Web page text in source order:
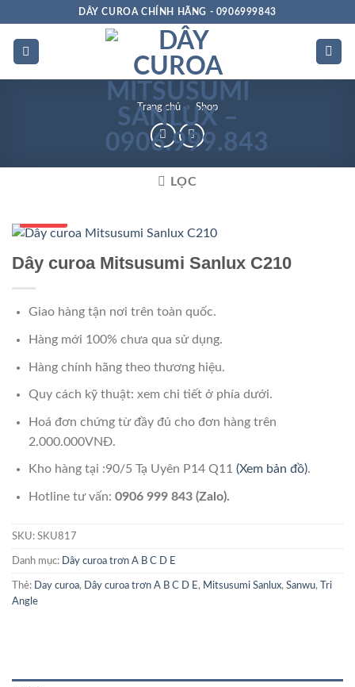
dung
DÂY CUROA CHÍNH HÃNG - 0906999843
Trang chủ » Shop
LỌC
Dây curoa Mitsusumi Sanlux C210
Giao hàng tận nơi trên toàn quốc.
Hàng mới 100% chưa qua sử dụng.
Hàng chính hãng theo thương hiệu.
Quy cách kỹ thuật: xem chi tiết ở phía dưới.
Hoá đơn chứng từ đầy đủ cho đơn hàng trên
2.000.000VNĐ.
Kho hàng tại :90/5 Tạ Uyên P14 Q11 (Xem bản đồ).
Hotline tư vấn: 0906 999 843 (Zalo).
SKU: SKU817
Danh mục: Dây curoa trơn A B C D E
Thẻ: Day curoa, Dây curoa trơn A B C D E , Mitsusumi Sanlux, Sanwu,
Tri
Angle